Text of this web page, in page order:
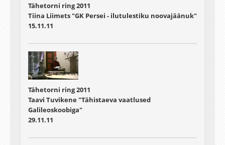
Tähetorni ring 2011
Tiina Liimets "GK Persei - ilutulestiku noovajäänuk"
15.11.11
Tähetorni ring 2011
Taavi Tuvikene "Tähistaeva vaatlused
Galileoskoobiga"
29.11.11